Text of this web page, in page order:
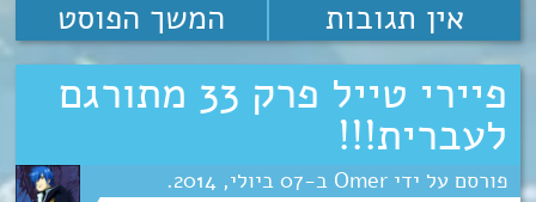
אין תגובות המשך הפוסט
פיירי טייל פרק 33 מתורגם
לעברית!!!
Omer
07 יולי 2014